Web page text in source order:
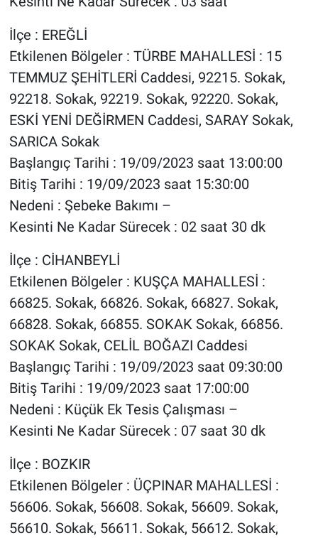
İlçe : EREĞLİ
Etkilenen Bölgeler : TÜRBE MAHALLESİ : 15
TEMMUZ ŞEHİTLERİ Caddesi, 92215. Sokak,
92218. Sokak, 92219. Sokak, 92220. Sokak,
ESKİ YENİ DEĞİRMEN Caddesi, SARAY Sokak,
SARICA Sokak
Başlangıç Tarihi : 19/09/2023 saat 13:00:00
Bitiş Tarihi : 19/09/2023 saat 15:30:00
Nedeni : Şebeke Bakımı –
Kesinti Ne Kadar Sürecek : 02 saat 30 dk
İlçe : CİHANBEYLİ
Etkilenen Bölgeler : KUŞÇA MAHALLESİ :
66825. Sokak, 66826. Sokak, 66827. Sokak,
66828. Sokak, 66855. SOKAK Sokak, 66856.
SOKAK Sokak, CELİL BOĞAZI Caddesi
Başlangıç Tarihi : 19/09/2023 saat 09:30:00
Bitiş Tarihi : 19/09/2023 saat 17:00:00
Nedeni : Küçük Ek Tesis Çalışması –
Kesinti Ne Kadar Sürecek : 07 saat 30 dk
İlçe : BOZKIR
Etkilenen Bölgeler : ÜÇPINAR MAHALLESİ :
56606. Sokak, 56608. Sokak, 56609. Sokak,
56610. Sokak, 56611. Sokak, 56612. Sokak,